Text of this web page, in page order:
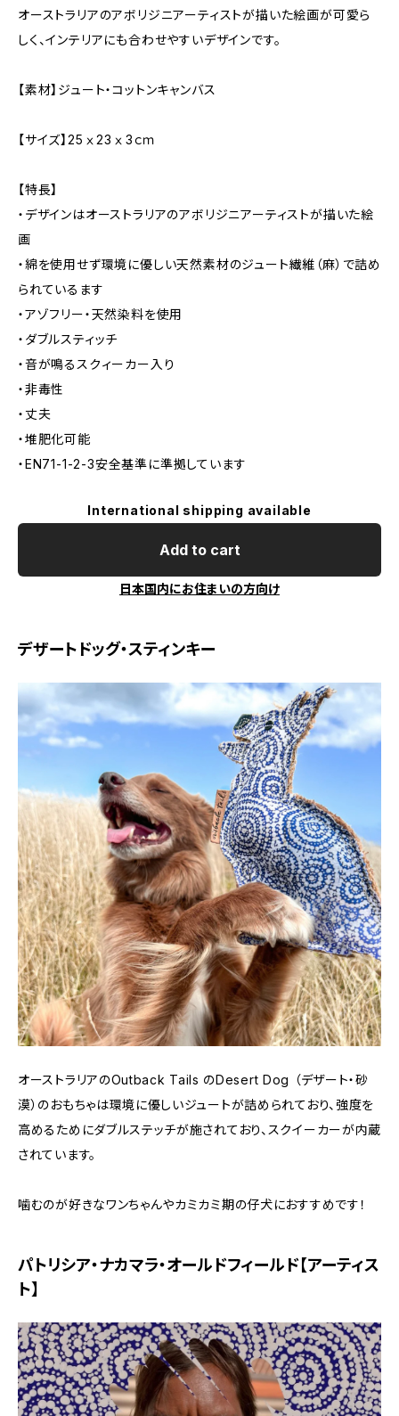
オーストラリアのアボリジニアーティストが描いた絵画が可愛ら
しく、インテリアにも合わせやすいデザインです。
【素材】ジュート・コットンキャンバス
【サイズ】25ⅹ23ⅹ3ｃｍ
【特長】
・デザインはオーストラリアのアボリジニアーティストが描いた絵
画
・綿を使用せず環境に優しい天然素材のジュート繊維（麻）で詰め
られているます
・アゾフリー・天然染料を使用
・ダブルスティッチ
・音が鳴るスクィーカー入り
・非毒性
・丈夫
・堆肥化可能
・EN71-1-2-3安全基準に準拠しています
International shipping available
Add to cart
日本国内にお住まいの方向け
デザートドッグ・スティンキー
オーストラリアのOutback Tails のDesert Dog （デザート・砂
漠）のおもちゃは環境に優しいジュートが詰められており、強度を
高めるためにダブルステッチが施されており、スクイーカーが内蔵
されています。
噛むのが好きなワンちゃんやカミカミ期の仔犬におすすめです！
パトリシア・ナカマラ・オールドフィールド【アーティス
ト】